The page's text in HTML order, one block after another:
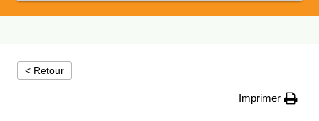
< Retour
Imprimer